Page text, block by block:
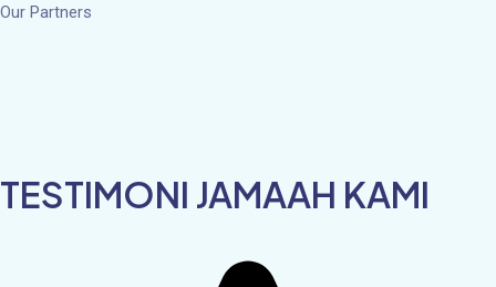
Our Partners
TESTIMONI JAMAAH KAMI